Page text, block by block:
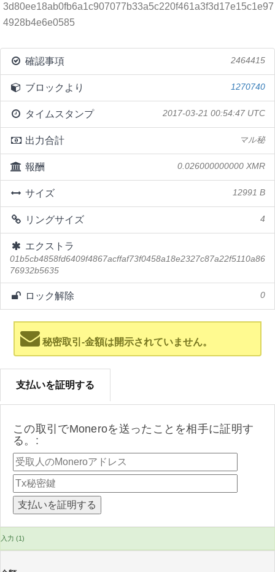
3d80ee18ab0fb6a1c907077b33a5c220f461a3f3d17e15c1e97
4928b4e6e0585
確認事項 2464415
ブロックより 1270740
タイムスタンプ 2017-03-21 00:54:47 UTC
出力合計 マル秘
報酬 0.026000000000 XMR
サイズ 12991 B
リングサイズ 4
エクストラ
01b5cb4858fd6409f4867acffaf73f0458a18e2327c87a22f5110a86
76932b5635
ロック解除 0
秘密取引-金額は開示されていません。
支払いを証明する
この取引でMoneroを送ったことを相手に証明す
る。:
入力 (1)